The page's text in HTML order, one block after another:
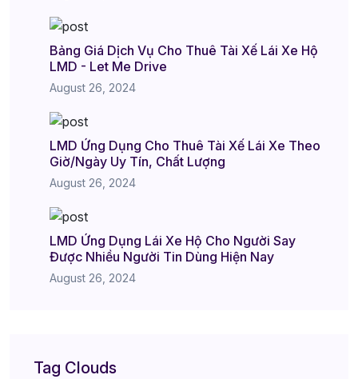
Bảng Giá Dịch Vụ Cho Thuê Tài Xế Lái Xe Hộ
LMD - Let Me Drive
August 26, 2024
LMD Ứng Dụng Cho Thuê Tài Xế Lái Xe Theo
Giờ/Ngày Uy Tín, Chất Lượng
August 26, 2024
LMD Ứng Dụng Lái Xe Hộ Cho Người Say
Được Nhiều Người Tin Dùng Hiện Nay
August 26, 2024
Tag Clouds